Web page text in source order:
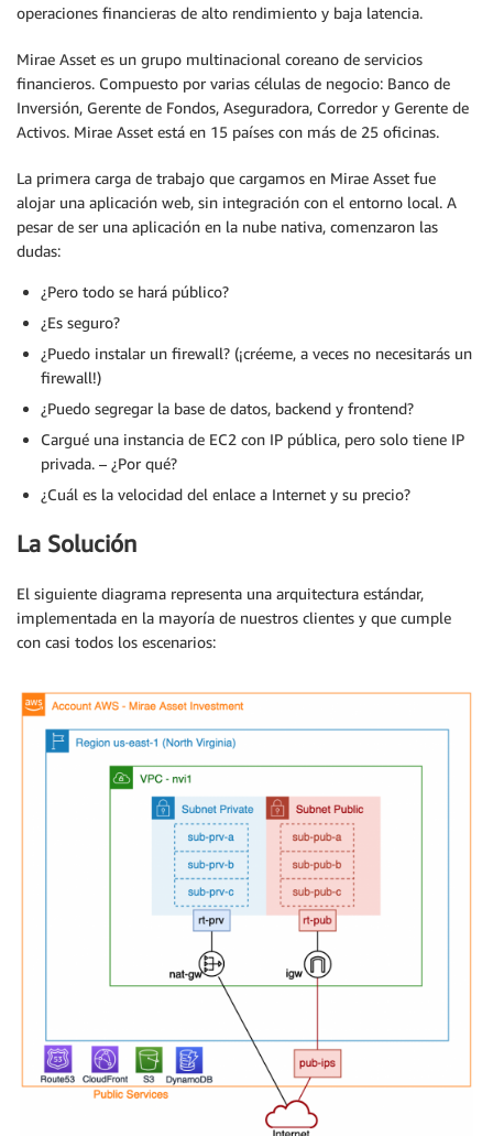
operaciones financieras de alto rendimiento y baja latencia.
Mirae Asset es un grupo multinacional coreano de servicios
financieros. Compuesto por varias células de negocio: Banco de
Inversión, Gerente de Fondos, Aseguradora, Corredor y Gerente de
Activos. Mirae Asset está en 15 países con más de 25 oficinas.
La primera carga de trabajo que cargamos en Mirae Asset fue
alojar una aplicación web, sin integración con el entorno local. A
pesar de ser una aplicación en la nube nativa, comenzaron las
dudas:
¿Pero todo se hará público?
¿Es seguro?
¿Puedo instalar un firewall? (¡créeme, a veces no necesitarás un
firewall!)
¿Puedo segregar la base de datos, backend y frontend?
Cargué una instancia de EC2 con IP pública, pero solo tiene IP
privada. – ¿Por qué?
¿Cuál es la velocidad del enlace a Internet y su precio?
La Solución
El siguiente diagrama representa una arquitectura estándar,
implementada en la mayoría de nuestros clientes y que cumple
con casi todos los escenarios: